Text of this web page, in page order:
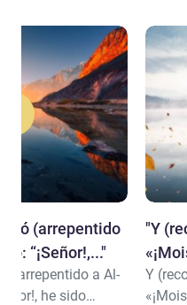
"​Y
Y
(arrepentido
“¡Señor!,..."
(arrepentido a Al-
he sido